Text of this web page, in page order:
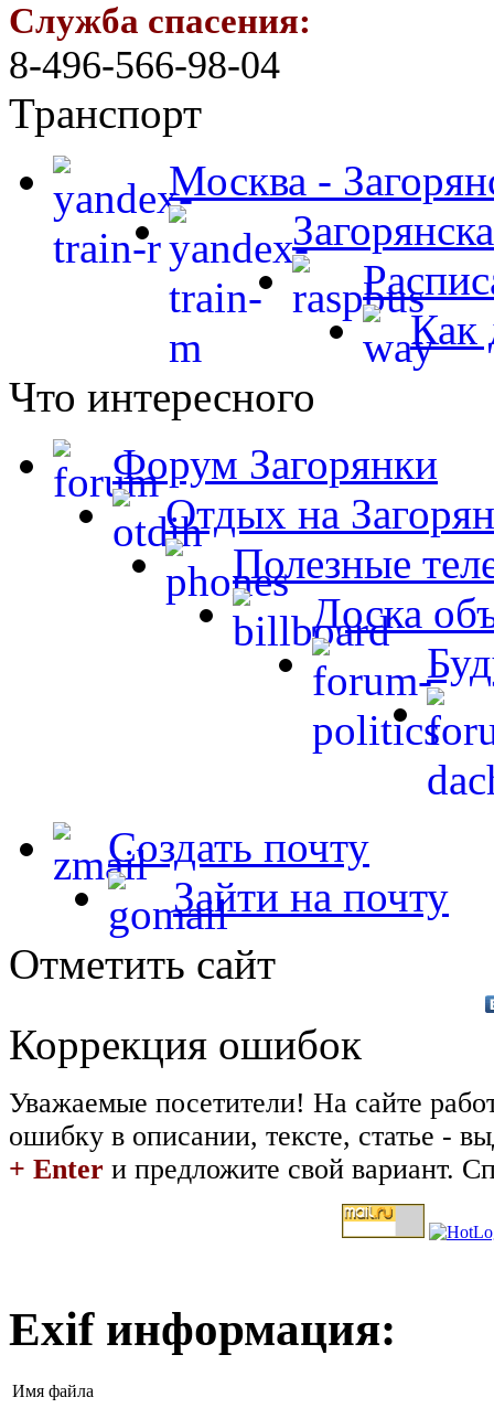
Служба спасения:
8-496-566-98-04
Транспорт
Москва -
Как
Что интересного
Форум Загорянки
Отдых на
Полезные
Доска
Создать почту
Зайти на почту
Отметить сайт
Коррекция ошибок
Уважаемые посетители! На сайте
ошибку в описании, тексте, статье -
+ Enter и предложите свой вариант.
Exif информация:
Имя файла